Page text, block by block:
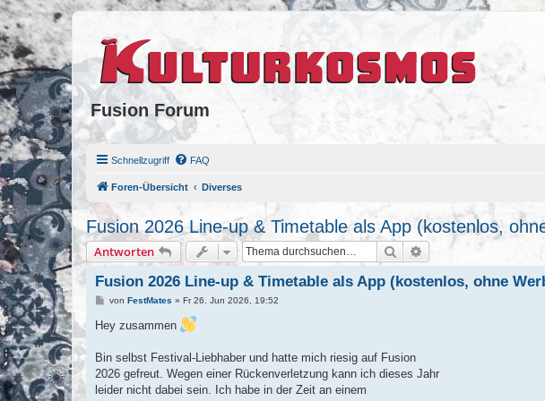
Fusion Forum
Schnellzugriff FAQ
Foren-Übersicht Diverses
Fusion 2026 Line-up & Timetable als App (kostenlos,
Antworten Suche Erweiterte Suche
Fusion 2026 Line-up & Timetable als App (kostenlos, ohne
B
t
g
von FestMates » Fr 26. Jun 2026, 19:52
Hey zusammen
Bin selbst Festival-Liebhaber und hatte mich riesig auf Fusion
2026 gefreut. Wegen einer Rückenverletzung kann ich dieses Jahr
leider nicht dabei sein. Ich habe in der Zeit an einem